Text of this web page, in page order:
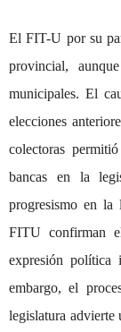
El FIT-U por su
provincial,
municipales. El
elecciones
colectoras
bancas en la
progresismo en la
FITU confirman
expresión política
embargo, el
legislatura advierte